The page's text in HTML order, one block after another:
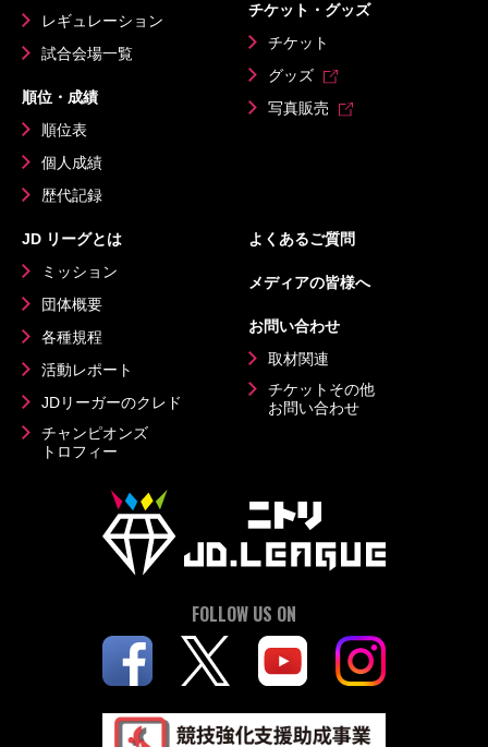
レギュレーション
試合会場一覧
順位・成績
順位表
個人成績
歴代記録
チケット・グッズ
チケット
グッズ
写真販売
JD リーグとは
ミッション
団体概要
各種規程
活動レポート
JDリーガーのクレド
チャンピオンズ
トロフィー
よくあるご質問
メディアの皆様へ
お問い合わせ
取材関連
チケットその他
お問い合わせ
FOLLOW US ON